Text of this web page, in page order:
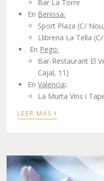
Bar La Torre
En Benissa:
Sport Plaza (C/
Llibreria La Tella
En Pego:
Bar-Restaurant El
Cajal, 11)
EnValencia:
La Murta Vins i
LEER MÁS ›